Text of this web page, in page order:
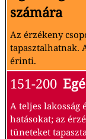
számára
Az érzékeny
tapasztalhatnak.
érinti.
151-200
A teljes lakosság
hatásokat; az
tüneteket